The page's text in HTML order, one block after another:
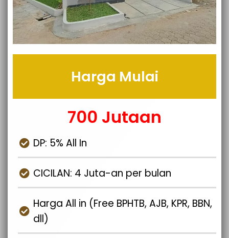
Harga Mulai
700 Jutaan
DP: 5% All In
CICILAN: 4 Juta-an per bulan
Harga All in (Free BPHTB, AJB, KPR, BBN,
dll)